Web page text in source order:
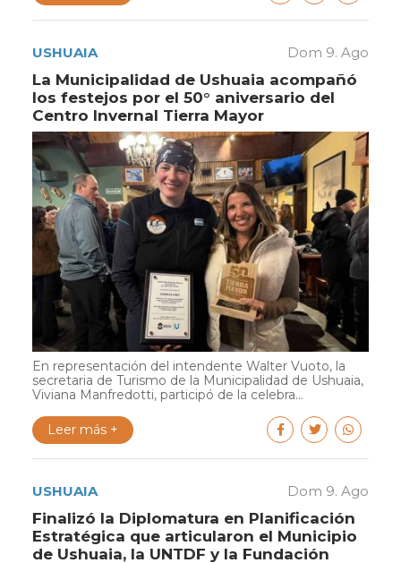
USHUAIA Dom 9. Ago
La Municipalidad de Ushuaia acompañó
los festejos por el 50° aniversario del
Centro Invernal Tierra Mayor
En representación del intendente Walter Vuoto, la
secretaria de Turismo de la Municipalidad de Ushuaia,
Viviana Manfredotti, participó de la celebra...
Leer más +
USHUAIA Dom 9. Ago
Finalizó la Diplomatura en Planificación
Estratégica que articularon el Municipio
de Ushuaia, la UNTDF y la Fundación